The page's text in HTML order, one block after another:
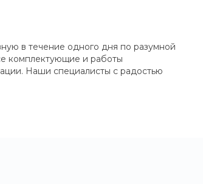
в течение одного дня по разумной
комплектующие и работы
Наши специалисты с радостью